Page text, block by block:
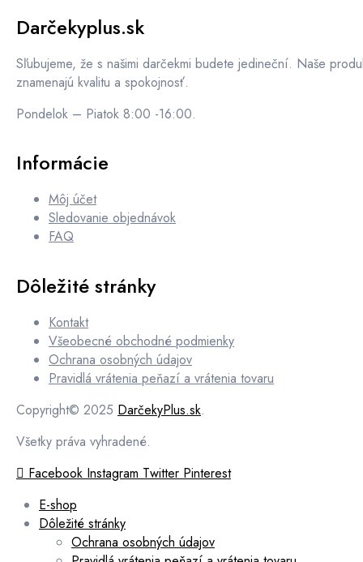
Darčekyplus.sk
Sľubujeme, že s našimi darčekmi budete jedineční. Naše
znamenajú kvalitu a spokojnosť.
Pondelok – Piatok 8:00 -16:00.
Informácie
Môj účet
Sledovanie objednávok
FAQ
Dôležité stránky
Kontakt
Všeobecné obchodné podmienky
Ochrana osobných údajov
Pravidlá vrátenia peňazí a vrátenia tovaru
Copyright© 2025 DarčekyPlus.sk.
Všetky práva vyhradené.
Facebook Instagram Twitter Pinterest
E-shop
Dôležité stránky
Ochrana osobných údajov